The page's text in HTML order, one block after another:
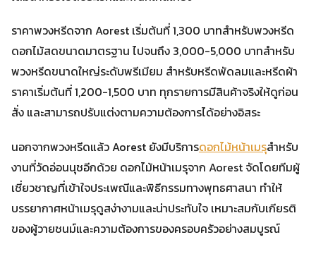
ราคาพวงหรีดจาก Aorest เริ่มต้นที่ 1,300 บาทสำหรับพวงหรีด
ดอกไม้สดขนาดมาตรฐาน ไปจนถึง 3,000-5,000 บาทสำหรับ
พวงหรีดขนาดใหญ่ระดับพรีเมียม สำหรับหรีดพัดลมและหรีดผ้า
ราคาเริ่มต้นที่ 1,200-1,500 บาท ทุกรายการมีสินค้าจริงให้ดูก่อน
สั่ง และสามารถปรับแต่งตามความต้องการได้อย่างอิสระ
นอกจากพวงหรีดแล้ว Aorest ยังมีบริการดอกไม้หน้าเมรุสำหรับ
งานที่วัดอ่อนนุชอีกด้วย ดอกไม้หน้าเมรุจาก Aorest จัดโดยทีมผู้
เชี่ยวชาญที่เข้าใจประเพณีและพิธีกรรมทางพุทธศาสนา ทำให้
บรรยากาศหน้าเมรุดูสง่างามและน่าประทับใจ เหมาะสมกับเกียรติ
ของผู้วายชนม์และความต้องการของครอบครัวอย่างสมบูรณ์